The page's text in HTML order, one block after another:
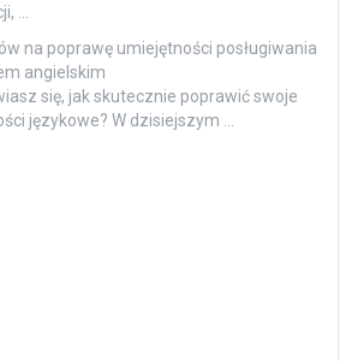
…
na poprawę umiejętności posługiwania
angielskim
się, jak skutecznie poprawić swoje
językowe? W dzisiejszym …